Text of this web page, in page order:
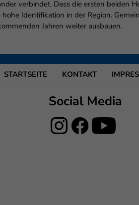
verbindet. Dass die ersten beiden
Identifikation in der Region.
Jahren weiter ausbauen.
KONTAKT
STARTSEITE
Social Media